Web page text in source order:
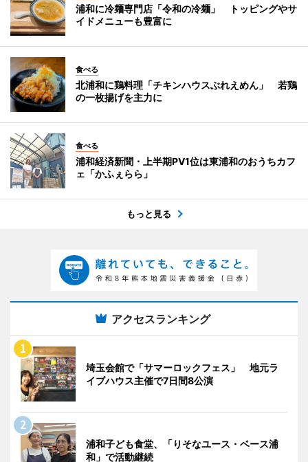
浦和に冷麺専門店「令和の冷麺」 トッピングやサ
イドメニューも豊富に
食べる
北浦和に鶏料理「チキンハウスぶれえめん」 若鶏
の一枚揚げを主力に
食べる
浦和経済新聞・上半期PV1位は東浦和のおうちカフ
ェ「かふぇらら」
もっと見る
アクセスランキング
埼玉会館で「サマーロックフェス」 地元ラ
イブハウス主催で7日間8公演
浦和子ども食堂、「りそなユース・ベース浦
和」で活動継続